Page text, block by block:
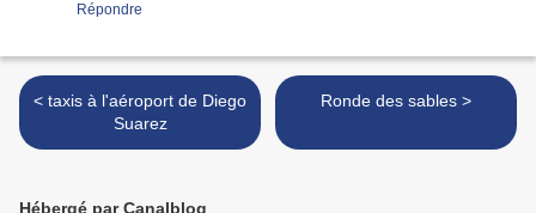
Répondre
< taxis à l'aéroport de Diego
Suarez
Ronde des sables >
Hébergé par Canalblog